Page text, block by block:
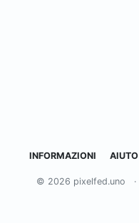
INFORMAZIONI AIUTO
© 2026 pixelfed.uno ·